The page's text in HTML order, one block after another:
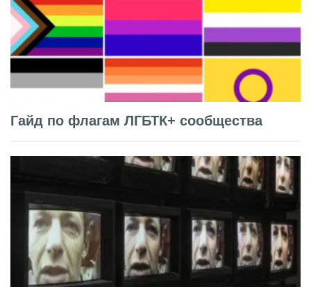
Гайд по флагам ЛГБТК+ сообщества